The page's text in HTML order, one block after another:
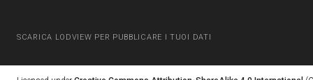
SCARICA LODVIEW PER PUBBLICARE I TUOI DATI